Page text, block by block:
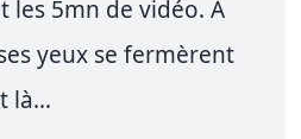
les 5mn de vidéo. A
yeux se fermèrent
là…